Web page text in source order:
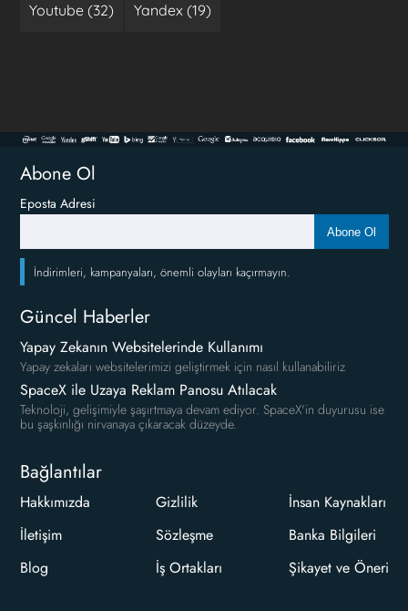
Youtube (32) Yandex (19)
Abone Ol
Eposta Adresi
Abone Ol
İndirimleri, kampanyaları, önemli olayları kaçırmayın.
Güncel Haberler
Yapay Zekanın Websitelerinde Kullanımı
Yapay zekaları websitelerimizi geliştirmek için nasıl kullanabiliriz
SpaceX ile Uzaya Reklam Panosu Atılacak
Teknoloji, gelişimiyle şaşırtmaya devam ediyor. SpaceX'in duyurusu ise
bu şaşkınlığı nirvanaya çıkaracak düzeyde.
Bağlantılar
Hakkımızda
İletişim
Blog
Gizlilik
Sözleşme
İş Ortakları
İnsan Kaynakları
Banka Bilgileri
Şikayet ve Öneri